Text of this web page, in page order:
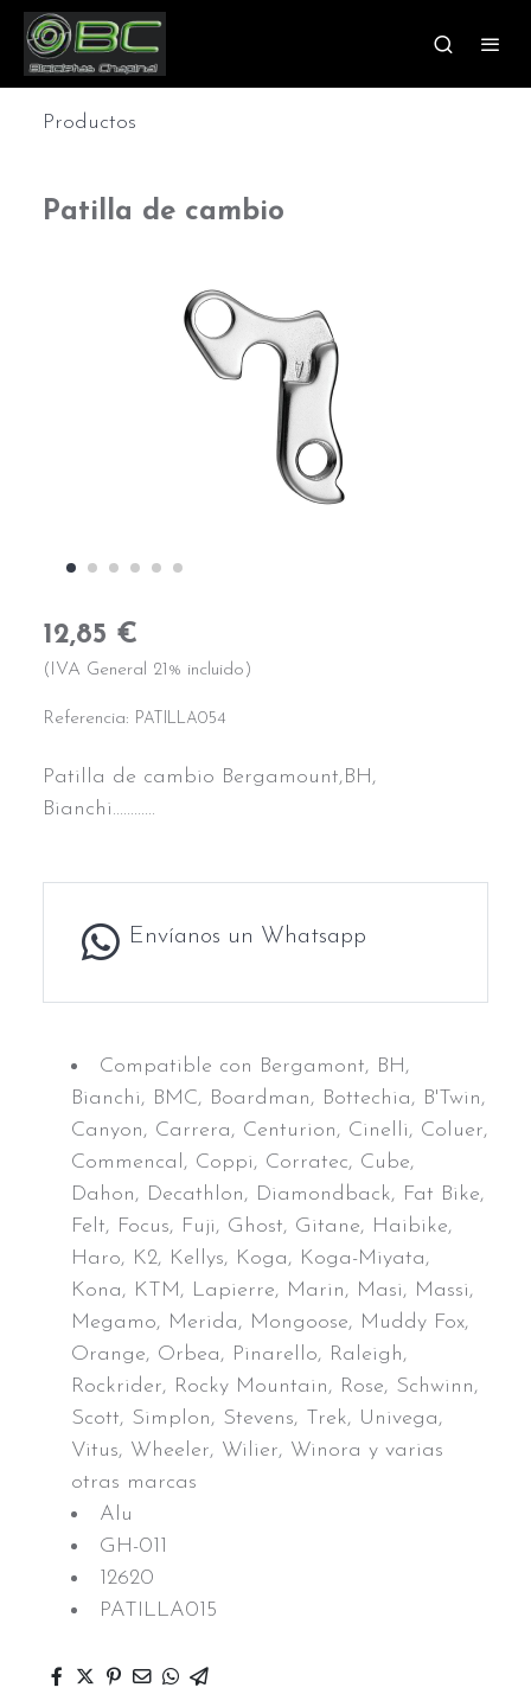
Productos
Patilla de cambio
12,85 €
(IVA General 21% incluido)
Referencia: PATILLA054
Patilla de cambio Bergamount,BH,
Bianchi............
Envíanos un Whatsapp
Compatible con Bergamont, BH,
Bianchi, BMC, Boardman, Bottechia, B'Twin,
Canyon, Carrera, Centurion, Cinelli, Coluer,
Commencal, Coppi, Corratec, Cube,
Dahon, Decathlon, Diamondback, Fat Bike,
Felt, Focus, Fuji, Ghost, Gitane, Haibike,
Haro, K2, Kellys, Koga, Koga-Miyata,
Kona, KTM, Lapierre, Marin, Masi, Massi,
Megamo, Merida, Mongoose, Muddy Fox,
Orange, Orbea, Pinarello, Raleigh,
Rockrider, Rocky Mountain, Rose, Schwinn,
Scott, Simplon, Stevens, Trek, Univega,
Vitus, Wheeler, Wilier, Winora y varias
otras marcas
Alu
GH-011
12620
PATILLA015